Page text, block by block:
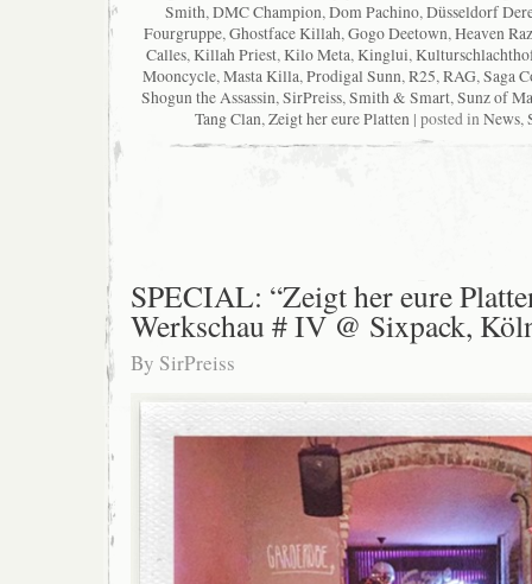
Smith,DMC Champion,Dom Pachino,Düsseldorf
Fourgruppe,Ghostface Killah,Gogo Deetown,Heaven
Calles,Killah Priest,Kilo Meta,Kinglui,
Mooncycle,Masta Killa,Prodigal Sunn,R25,RAG,Saga
Shogun the Assassin,SirPreiss,Smith & Smart,Sunz of
Tang Clan,Zeigt her eure Platten | posted inNews,
SPECIAL: “Zeigt her eure
Werkschau # IV @ Sixpack,
By SirPreiss